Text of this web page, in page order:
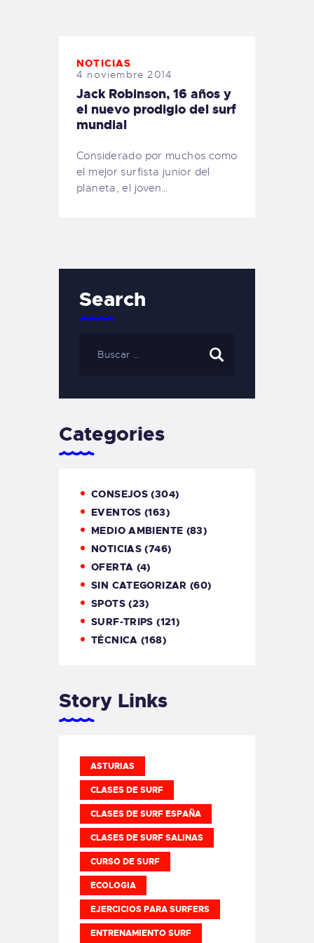
NOTICIAS
4 noviembre 2014
Jack Robinson, 16 años y
el nuevo prodigio del surf
mundial
Considerado por muchos como
el mejor surfista junior del
planeta, el joven…
Search
Categories
CONSEJOS (304)
EVENTOS (163)
MEDIO AMBIENTE (83)
NOTICIAS (746)
OFERTA (4)
SIN CATEGORIZAR (60)
SPOTS(23)
SURF-TRIPS (121)
TÉCNICA (168)
Story Links
ASTURIAS
CLASES DE SURF
CLASES DE SURF ESPAÑA
CLASES DE SURF SALINAS
CURSO DE SURF
ECOLOGIA
EJERCICIOS PARA SURFERS
ENTRENAMIENTO SURF